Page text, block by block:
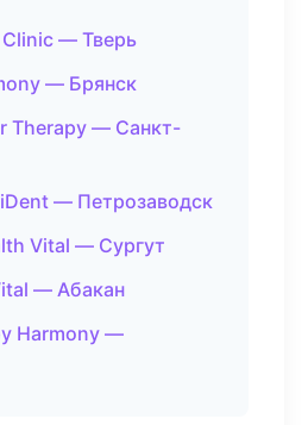
— Тверь
— Брянск
Therapy — Санкт-
— Петрозаводск
Vital — Сургут
— Абакан
Harmony —